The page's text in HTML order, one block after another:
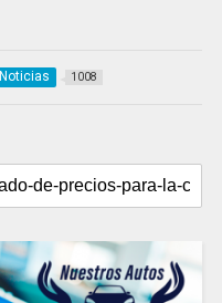
Noticias 1008